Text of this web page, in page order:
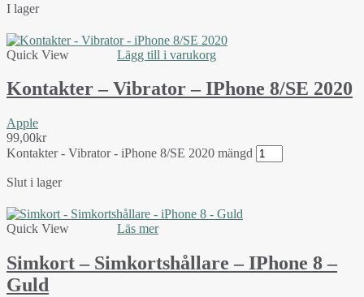
I lager
Quick View Lägg till i varukorg
Kontakter – Vibrator – IPhone 8/SE 2020
Apple
99,00kr
Kontakter - Vibrator - iPhone 8/SE 2020 mängd
Slut i lager
Quick View Läs mer
Simkort – Simkortshållare – IPhone 8 –
Guld